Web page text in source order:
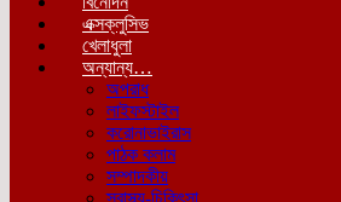
এক্সক্লুসিভ
খেলাধুলা
অন্যান্য…
অপরাধ
লাইফস্টাইল
করোনাভাইরাস
পাঠক কলাম
সম্পাদকীয়
স্বাস্থ্য-চিকিৎসা